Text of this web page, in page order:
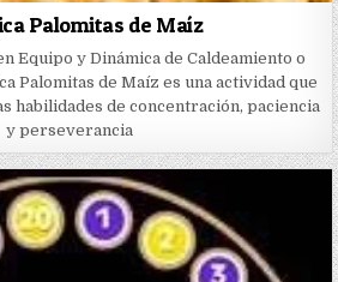
Palomitas de Maíz
Equipo y Dinámica de Caldeamiento o
Palomitas de Maíz es una actividad que
habilidades de concentración, paciencia
y perseverancia